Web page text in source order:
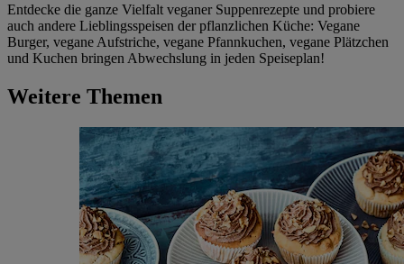
Entdecke die ganze Vielfalt veganer Suppenrezepte und probiere
auch andere Lieblingsspeisen der pflanzlichen Küche: Vegane
Burger, vegane Aufstriche, vegane Pfannkuchen, vegane Plätzchen
und Kuchen bringen Abwechslung in jeden Speiseplan!
Weitere Themen